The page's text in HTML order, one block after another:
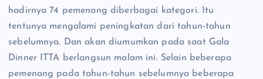
hadirnya 74 pemenang diberbagai kategori. Itu
tentunya mengalami peningkatan dari tahun-tahun
sebelumnya. Dan akan diumumkan pada saat Gala
Dinner ITTA berlangsun malam ini. Selain beberapa
pemenang pada tahun-tahun sebelumnya beberapa